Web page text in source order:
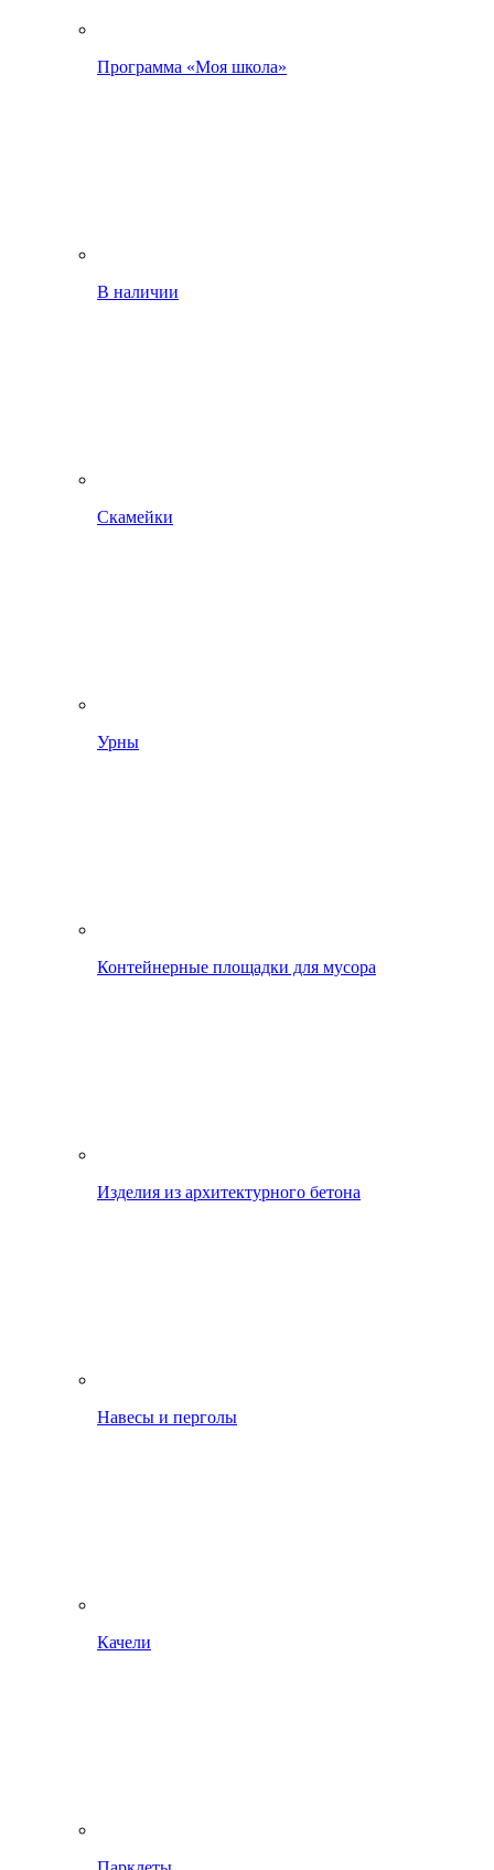
Программа «Моя школа»
В наличии
Скамейки
Урны
Контейнерные площадки для мусора
Изделия из архитектурного бетона
Навесы и перголы
Качели